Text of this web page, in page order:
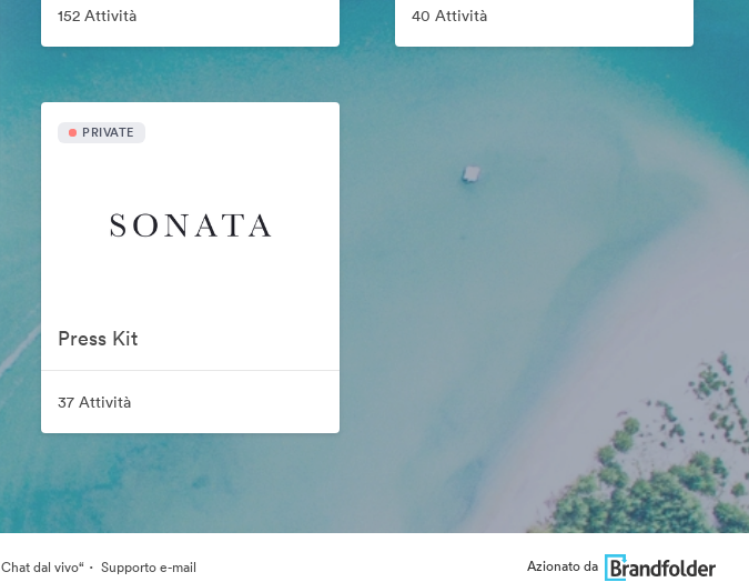
152 Attività 40 Attività
PRIVATE
Press Kit
37 Attività
Chat dal vivo“ · Supporto e-mail Azionato da